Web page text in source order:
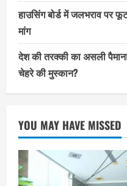
हाउसिंग बोर्ड में जलभराव पर
मांग
देश की तरक्की का असली
चेहरे की मुस्कान?
YOU MAY HAVE MISSED